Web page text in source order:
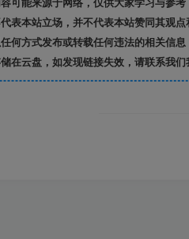
表本站立场，并不代表本站赞同其观点
何方式发布或转载任何违法的相关信
在云盘，如发现链接失效，请联系我们